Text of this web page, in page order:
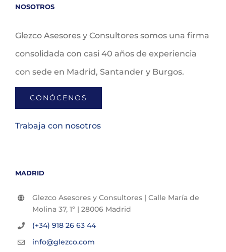
NOSOTROS
Glezco Asesores y Consultores somos una firma
consolidada con casi 40 años de experiencia
con sede en Madrid, Santander y Burgos.
CONÓCENOS
Trabaja con nosotros
MADRID
Glezco Asesores y Consultores | Calle María de
Molina 37, 1º | 28006 Madrid
(+34) 918 26 63 44
info@glezco.com